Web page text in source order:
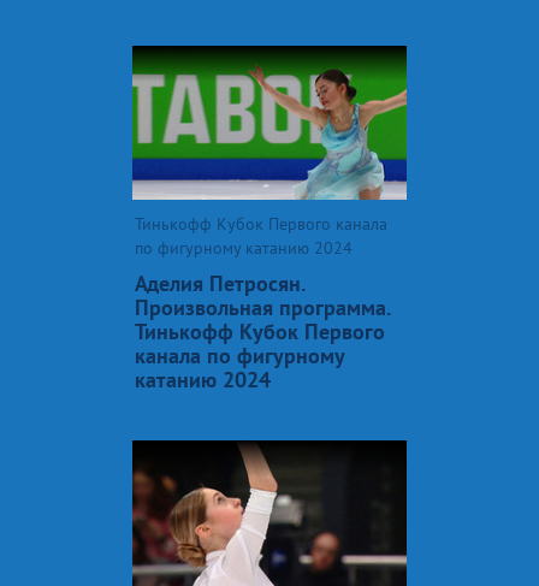
Тинькофф Кубок Первого канала
по фигурному катанию 2024
Аделия Петросян.
Произвольная программа.
Тинькофф Кубок Первого
канала по фигурному
катанию 2024